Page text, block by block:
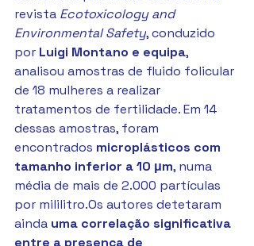
revista Ecotoxicology and
Environmental Safety, conduzido
por Luigi Montano e equipa,
analisou amostras de fluido folicular
de 18 mulheres a realizar
tratamentos de fertilidade. Em 14
dessas amostras, foram
encontrados microplásticos com
tamanho inferior a 10 μm, numa
média de mais de 2.000 partículas
por mililitro.Os autores detetaram
ainda uma correlação significativa
entre a presença de